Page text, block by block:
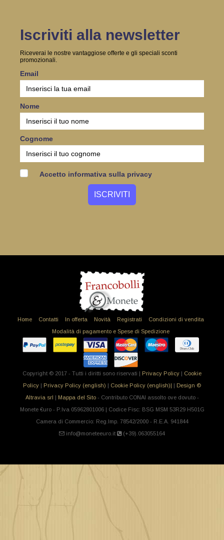
Iscriviti alla newsletter
Riceverai le nostre vantaggiose offerte e gli speciali sconti
promozionali.
Email
Nome
Cognome
Accetto informativa sulla privacy
Home Contatti In offerta Novità Registrati
Condizioni di vendita
Modalità di pagamento e Spese di Spedizione
Copyright © 2017 - Tutti i diritti sono riservati | Privacy Policy | Cookie
Policy | Privacy Policy (english) | Cookie Policy (english)| | Design ©
Altravia srl | Mappa del Sito- Contributo CONAI assolto ove dovuto -
Monete €uro - P.Iva 05962801006 | Codice Fisc: BSG MSM 53R29 H501G
Camera di Commercio: Reg.Imp. 78542/2000 - R.E.A. 941844
info@moneteeuro.it
(+39).063055164